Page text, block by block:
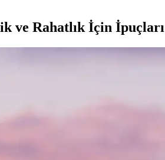
ve Rahatlık İçin İpuçları